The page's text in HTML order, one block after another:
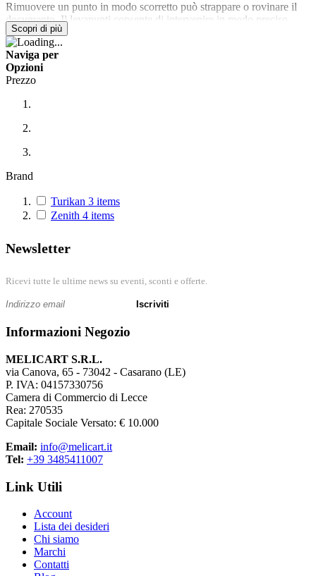
Rimuovere un punto in modo scorretto può strappare o rovinare il
documento. Il levapunti consente di intervenire in modo preciso,
mantenendo integrità e leggibilità
Utilizzo in uffici e studi professionali
Negli uffici, i levapunti vengono utilizzati durante la revisione delle
pratiche e la riorganizzazione dei fascicoli.
Supporto alle attività scolastiche
A scuola, permettono di correggere e riassemblare elaborati senza
Riduzione degli sprechi
La possibilità di riutilizzare i fogli evita ristampe inutili.
Precisione e sicurezza d’uso
Strumento semplice ma strategico
Pur essendo spesso sottovalutato, il levapunti è fondamentale nella
gestione documentale.
Elemento essenziale per la revisione dei
documenti
Consente di modificare fascicoli senza danneggiarli.
Scopri di più
Naviga per
Opzioni
Prezzo
Brand
Turikan 3 items
Zenith 4 items
Newsletter
Ricevi tutte le ultime news su eventi, sconti e offerte.
Iscriviti
Informazioni Negozio
MELICART S.R.L.
via Canova, 65 - 73042 - Casarano (LE)
P. IVA: 04157330756
Camera di Commercio di Lecce
Rea: 270535
Capitale Sociale Versato: € 10.000
Email: info@melicart.it
Tel: +39 3485411007
Link Utili
Account
Lista dei desideri
Chi siamo
Marchi
Contatti